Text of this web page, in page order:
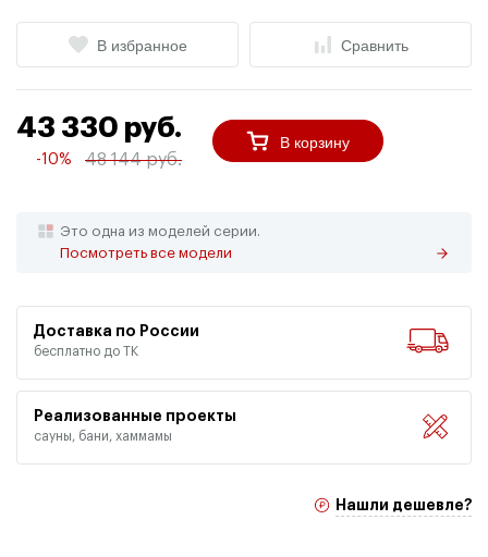
В избранное Сравнить
43 330 руб.
-10% 48 144 руб.
В корзину
Это одна из моделей серии.
Посмотреть все модели
Доставка по России
бесплатно до ТК
Реализованные проекты
сауны, бани, хаммамы
Нашли дешевле?